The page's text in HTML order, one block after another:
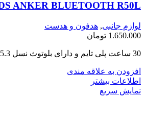
ANKER BLUETOOTH R50L
لوازم جانبی, هدفون و هدست
1.650.000 تومان
30 ساعت پلی تایم و دارای بلوتوث نسل 5.3
افزودن به علاقه مندی
اطلاعات بیشتر
نمایش سریع